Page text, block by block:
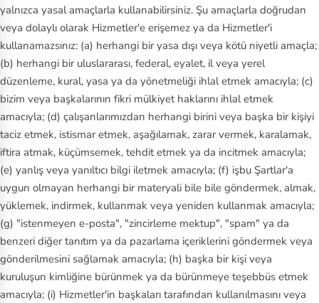
yalnızca yasal amaçlarla kullanabilirsiniz. Şu amaçlarla doğrudan
veya dolaylı olarak Hizmetler'e erişemez ya da Hizmetler'i
kullanamazsınız: (a) herhangi bir yasa dışı veya kötü niyetli amaçla;
(b) herhangi bir uluslararası, federal, eyalet, il veya yerel
düzenleme, kural, yasa ya da yönetmeliği ihlal etmek amacıyla; (c)
bizim veya başkalarının fikri mülkiyet haklarını ihlal etmek
amacıyla; (d) çalışanlarımızdan herhangi birini veya başka bir kişiyi
taciz etmek, istismar etmek, aşağılamak, zarar vermek, karalamak,
iftira atmak, küçümsemek, tehdit etmek ya da incitmek amacıyla;
(e) yanlış veya yanıltıcı bilgi iletmek amacıyla; (f) işbu Şartlar'a
uygun olmayan herhangi bir materyali bile bile göndermek, almak,
yüklemek, indirmek, kullanmak veya yeniden kullanmak amacıyla;
(g) "istenmeyen e-posta", "zincirleme mektup", "spam" ya da
benzeri diğer tanıtım ya da pazarlama içeriklerini göndermek veya
gönderilmesini sağlamak amacıyla; (h) başka bir kişi veya
kuruluşun kimliğine bürünmek ya da bürünmeye teşebbüs etmek
amacıyla; (i) Hizmetler'in başkaları tarafından kullanılmasını veya